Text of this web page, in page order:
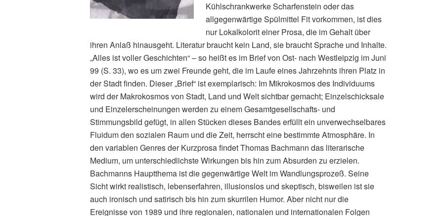
Kühlschrankwerke Scharfenstein oder das
allgegenwärtige Spülmittel Fit vorkommen, ist dies
nur Lokalkolorit einer Prosa, die im Gehalt über
ihren Anlaß hinausgeht. Literatur braucht kein Land, sie braucht Sprache und Inhalte.
„Alles ist voller Geschichten“ – so heißt es im Brief von Ost- nach Westleipzig im Juni
99 (S. 33), wo es um zwei Freunde geht, die im Laufe eines Jahrzehnts ihren Platz in
der Stadt finden. Dieser „Brief“ ist exemplarisch: Im Mikrokosmos des Individuums
wird der Makrokosmos von Stadt, Land und Welt sichtbar gemacht; Einzelschicksale
und Einzelerscheinungen werden zu einem Gesamtgesellschafts- und
Stimmungsbild gefügt, in allen Stücken dieses Bandes erfüllt ein unverwechselbares
Fluidum den sozialen Raum und die Zeit, herrscht eine bestimmte Atmosphäre. In
den variablen Genres der Kurzprosa findet Thomas Bachmann das literarische
Medium, um unterschiedlichste Wirkungen bis hin zum Absurden zu erzielen.
Bachmanns Hauptthema ist die gegenwärtige Welt im Wandlungsprozeß. Seine
Sicht wirkt realistisch, lebenserfahren, illusionslos und skeptisch, bisweilen ist sie
auch ironisch und satirisch bis hin zum skurrilen Humor. Aber nicht nur die
Ereignisse von 1989 und ihre regionalen, nationalen und internationalen Folgen